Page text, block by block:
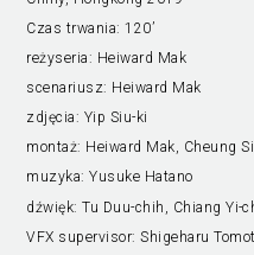
Czas trwania: 120’
reżyseria: Heiward Mak
scenariusz: Heiward Mak
zdjęcia: Yip Siu-ki
montaż: Heiward Mak, Cheung
muzyka:Yusuke Hatano
dźwięk:Tu Duu-chih, Chiang Yi-
VFX supervisor:Shigeharu